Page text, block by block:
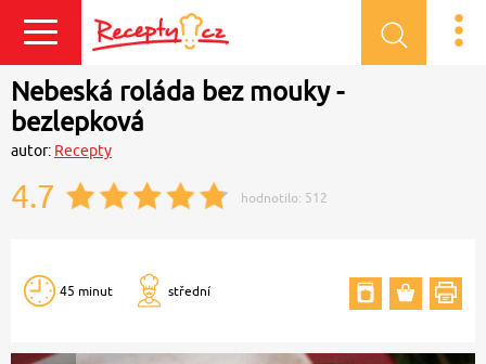
Přihlásit se
Nebeská roláda bez mouky -
bezlepková
autor: Recepty
4.7 hodnotilo: 512
45 minut střední